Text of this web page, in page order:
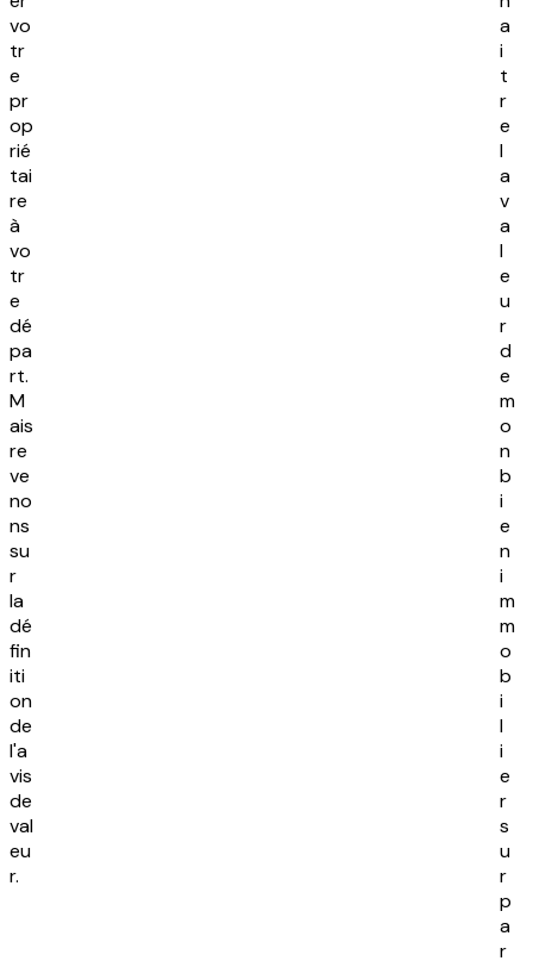
vo
tr
e
pr
op
rié
tai
re
à
vo
tr
e
dé
pa
rt.
M
ais
re
ve
no
ns
su
r
la
dé
fin
iti
on
de
l'a
vis
de
val
eu
r.
a
i
t
r
e
l
a
v
a
l
e
u
r
d
e
m
o
n
b
i
e
n
i
m
m
o
b
i
l
i
e
r
s
u
r
p
a
r